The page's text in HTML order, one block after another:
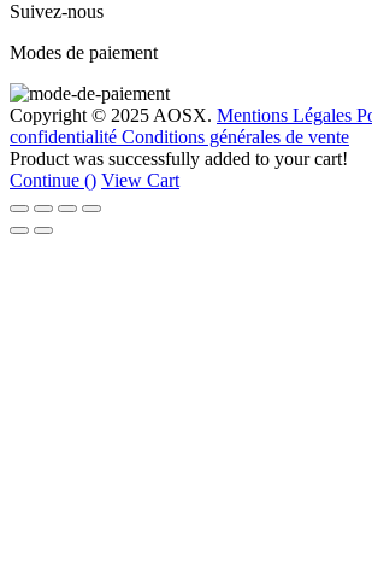
Suivez-nous
Modes de paiement
Copyright © 2025 AOSX. Mentions Légales
confidentialité Conditions générales de vente
Product was successfully added to your cart!
Continue () View Cart